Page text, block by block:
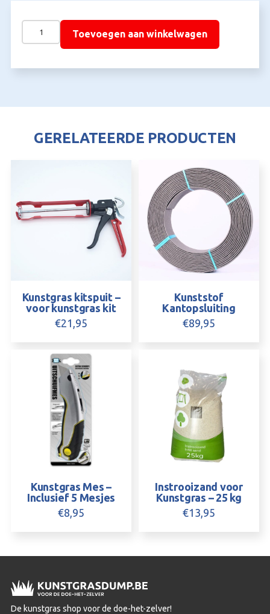
Lijmband
voor
–
(per
Toevoegen aan winkelwagen
GERELATEERDE PRODUCTEN
Kunstgras kitspuit –
voor kunstgras kit
€21,95
Kunststof
Kantopsluiting
€89,95
Kunstgras Mes –
Inclusief 5 Mesjes
€8,95
Instrooizand voor
Kunstgras – 25 kg
€13,95
De kunstgras shop voor de doe-het-zelver!